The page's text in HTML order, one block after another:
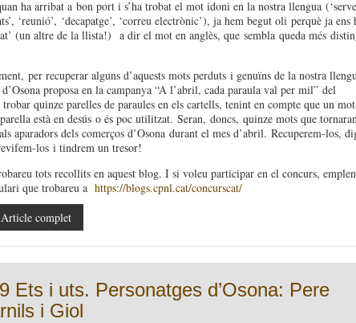
ha arribat a bon port i s’ha trobat el mot idoni en la nostra llengua
‘reunió’, ‘decapatge’, ‘correu electrònic’), ja hem begut oliperquè ja ens
(un altre de la llista!) a dir el mot en anglès, que sembla queda més
, per recuperar alguns d’aquests mots perdutsi genuïns de la nostra
proposa en la campanya “A l’abril, cada paraula val per mil”del
trobar quinze parelles de paraules en els cartells, tenint en compte que un
està en desúso és poc utilitzat. Seran, doncs, quinze mots que
aparadors dels comerços d’Osona durant el mes d’abril. Recuperem-los,
losi tindrem un tresor!
tots recollits en aquest blog. I si voleu participar en el concurs,
que trobareu a https://blogs.cpnl.cat/concurscat/
Article complet
Ets i uts. Personatges d’Osona: Pere
i Giol